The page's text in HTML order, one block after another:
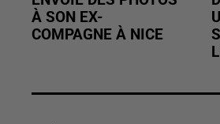
À SON EX-
COMPAGNE À NICE